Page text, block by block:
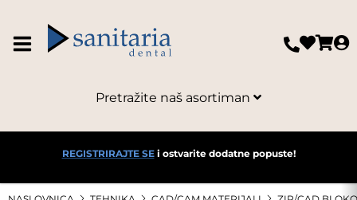
Pretražite naš asortiman
REGISTRIRAJTE SEi ostvarite dodatne popuste!